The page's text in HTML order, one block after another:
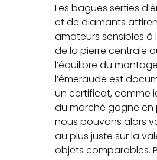
Les bagues serties
et de diamants
amateurs sensibles à
de la pierre centrale
l’équilibre du
l’émeraude est
un certificat, comme
du marché gagne en
nous pouvons alors
au plus juste sur la
objets comparables.